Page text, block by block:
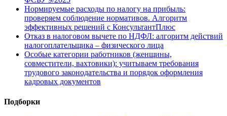
Нормируемые расходы по налогу на прибыль:
проверяем соблюдение нормативов. Алгоритм
эффективных решений с КонсультантПлюс
Отказ в налоговом вычете по НДФЛ: алгоритм действий
налогоплательщика – физического лица
Особые категории работников (женщины,
совместители, вахтовики): учитываем требования
трудового законодательства и порядок оформления
кадровых документов
Подборки